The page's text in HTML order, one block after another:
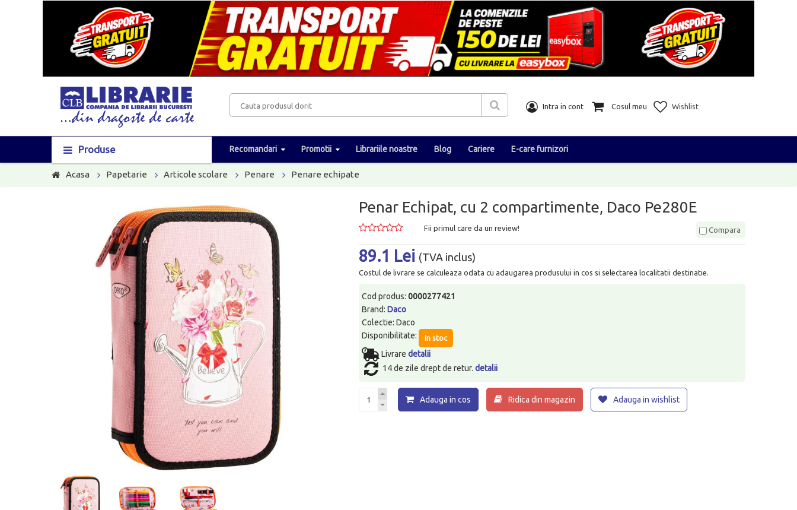
Intra in cont Cosul meu Wishlist
Produse Recomandari Promotii Librariile noastre Blog Cariere E-care furnizori
Acasa Papetarie Articole scolare Penare Penare echipate
Penar Echipat, cu 2 compartimente, Daco Pe280E
Fii primul care da un review! Compara
89.1 Lei (TVA inclus)
Costul de livrare se calculeaza odata cu adaugarea produsului in cos si selectarea localitatii destinatie.
Cod produs:0000277421
Brand:Daco
Colectie: Daco
Disponibilitate:
In stoc
Livraredetalii
14 de zile drept de retur.detalii
Adauga in cos Ridica din magazin Adauga in wishlist